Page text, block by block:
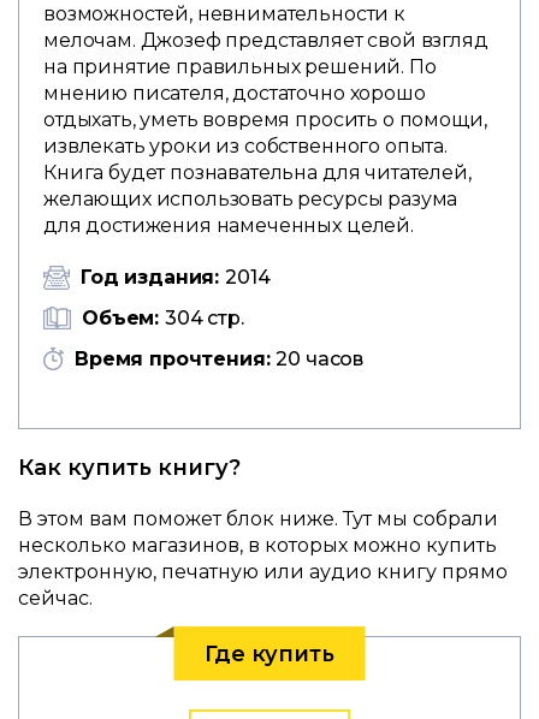
возможностей, невнимательности к
мелочам. Джозеф представляет свой взгляд
на принятие правильных решений. По
мнению писателя, достаточно хорошо
отдыхать, уметь вовремя просить о помощи,
извлекать уроки из собственного опыта.
Книга будет познавательна для читателей,
желающих использовать ресурсы разума
для достижения намеченных целей.
Год издания: 2014
Объем: 304 стр.
Время прочтения: 20 часов
Как купить книгу?
В этом вам поможет блок ниже. Тут мы собрали
несколько магазинов, в которых можно купить
электронную, печатную или аудио книгу прямо
сейчас.
Где купить